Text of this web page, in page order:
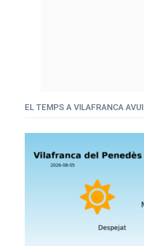
EL TEMPS A VILAFRANCA AVUI